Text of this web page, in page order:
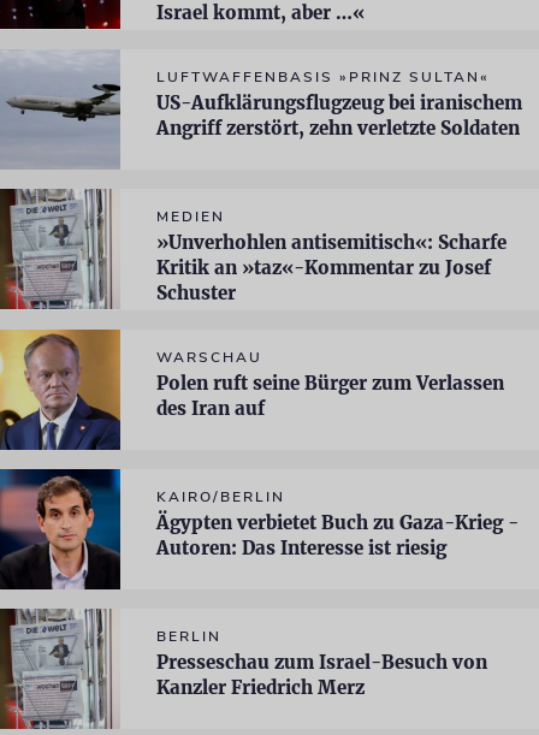
Israel kommt, aber …«
LUFTWAFFENBASIS »PRINZ SULTAN«
US-Aufklärungsflugzeug bei iranischem
Angriff zerstört, zehn verletzte Soldaten
MEDIEN
»Unverhohlen antisemitisch«: Scharfe
Kritik an »taz«-Kommentar zu Josef
Schuster
WARSCHAU
Polen ruft seine Bürger zum Verlassen
des Iran auf
KAIRO/BERLIN
Ägypten verbietet Buch zu Gaza-Krieg -
Autoren: Das Interesse ist riesig
BERLIN
Presseschau zum Israel-Besuch von
Kanzler Friedrich Merz